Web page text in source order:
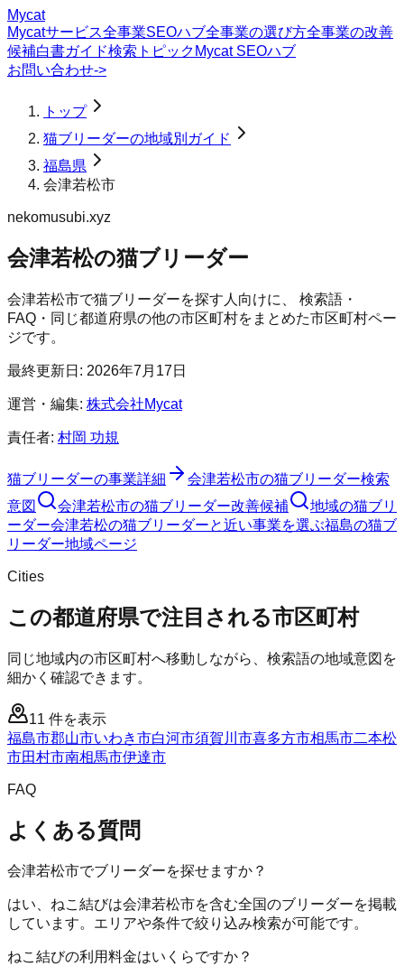
Mycat
Mycatサービス全事業SEOハブ全事業の選び方全事業の改善
候補白書ガイド検索トピック Mycat SEOハブ
お問い合わせ->
トップ
猫ブリーダーの地域別ガイド
福島県
会津若松市
nekomusubi.xyz
会津若松の猫ブリーダー
会津若松市で猫ブリーダーを探す人向けに、 検索語・
FAQ・同じ都道府県の他の市区町村をまとめた市区町村ペー
ジです。
最終更新日: 2026年7月17日
運営・編集: 株式会社Mycat
責任者: 村岡 功規
猫ブリーダーの事業詳細 会津若松市の猫ブリーダー検索
意図
会津若松市の猫ブリーダー改善候補
地域の猫ブリ
ーダー会津若松の猫ブリーダーと近い事業を選ぶ福島の猫ブ
リーダー地域ページ
Cities
この都道府県で注目される市区町村
同じ地域内の市区町村へ移動しながら、検索語の地域意図を
細かく確認できます。
11 件を表示
福島市郡山市いわき市白河市須賀川市喜多方市相馬市二本松
市田村市南相馬市伊達市
FAQ
よくある質問
会津若松市でブリーダーを探せますか？
はい、ねこ結びは会津若松市を含む全国のブリーダーを掲載
しています。エリアや条件で絞り込み検索が可能です。
ねこ結びの利用料金はいくらですか？